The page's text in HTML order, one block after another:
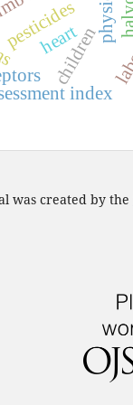
pesticides
children
index
heart
was created by the